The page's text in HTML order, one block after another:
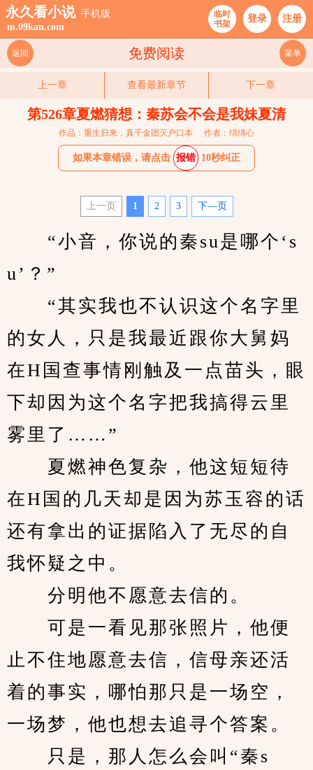
永久看小说 手机版
m.09kan.com
临时
书架
登录 注册
免费阅读
返回 菜单
上一章 查看最新章节 下一章
第526章夏燃猜想：秦苏会不会是我妹夏清
作品：重生归来，真千金团灭户口本 作者：绵绵心
如果本章错误，请点击 报错 10秒纠正
上一页 1 2 3 下—页
“小音，你说的秦su是哪个‘s
u’？”
“其实我也不认识这个名字里
的女人，只是我最近跟你大舅妈
在H国查事情刚触及一点苗头，眼
下却因为这个名字把我搞得云里
雾里了……”
夏燃神色复杂，他这短短待
在H国的几天却是因为苏玉容的话
还有拿出的证据陷入了无尽的自
我怀疑之中。
分明他不愿意去信的。
可是一看见那张照片，他便
止不住地愿意去信，信母亲还活
着的事实，哪怕那只是一场空，
一场梦，他也想去追寻个答案。
只是，那人怎么会叫“秦s